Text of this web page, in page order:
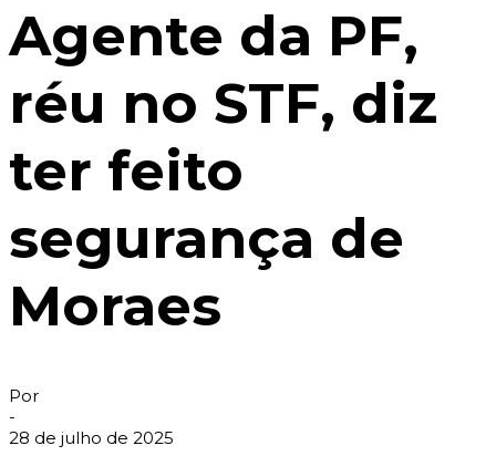
Agente da PF,
réu no STF, diz
ter feito
segurança de
Moraes
Por
-
28 de julho de 2025